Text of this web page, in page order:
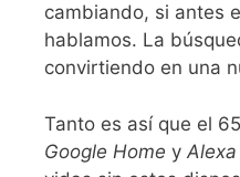
cambiando, si antes
hablamos. La
convirtiendo en una
Tanto es así que el
Google Home y Alexa